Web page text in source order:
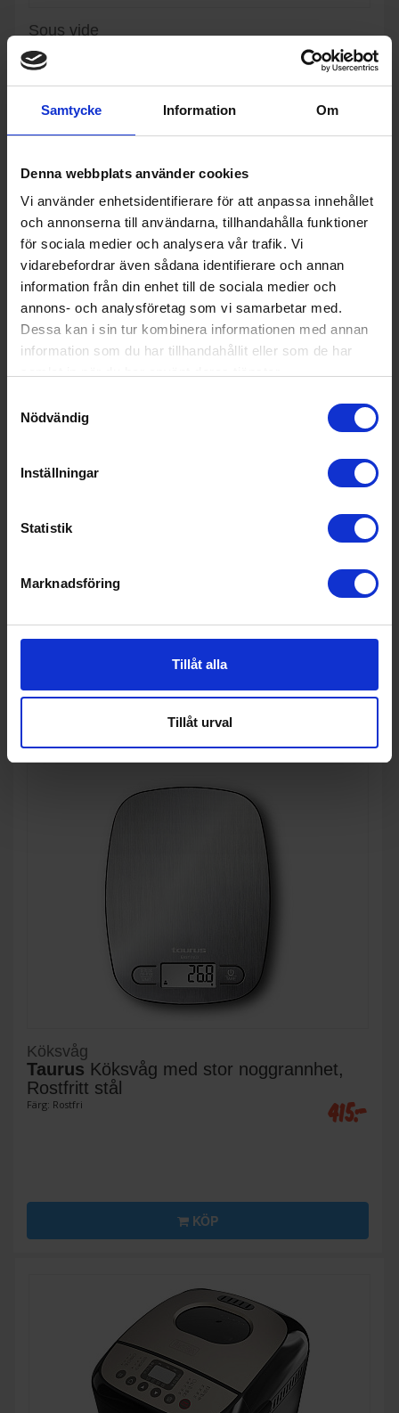
Samtycke Information Om
Denna webbplats använder cookies
Vi använder enhetsidentifierare för att anpassa innehållet
och annonserna till användarna, tillhandahålla funktioner
för sociala medier och analysera vår trafik. Vi
vidarebefordrar även sådana identifierare och annan
information från din enhet till de sociala medier och
annons- och analysföretag som vi samarbetar med.
Dessa kan i sin tur kombinera informationen med annan
information som du har tillhandahållit eller som de har
Nödvändig
Inställningar
Statistik
Marknadsföring
Tillåt alla
Tillåt urval
Sous vide
Taurus
Färg: Rostfri
1 372:-
KÖP
492:-
Köksvåg
Taurus Köksvåg med stor noggrannhet,
Rostfritt stål
Färg: Rostfri 415:-
KÖP